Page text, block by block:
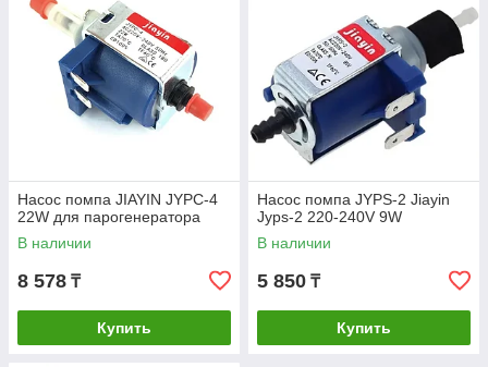
Насос помпа JIAYIN JYPC-4
22W для парогенератора
В наличии
8 578 ₸
Купить
Насос помпа JYPS-2 Jiayin
Jyps-2 220-240V 9W
В наличии
5 850 ₸
Купить